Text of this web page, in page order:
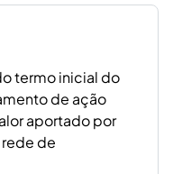
termo inicial do
de ação
aportado por
de